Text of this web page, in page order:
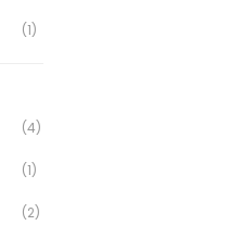
(1)
(4)
(1)
(2)